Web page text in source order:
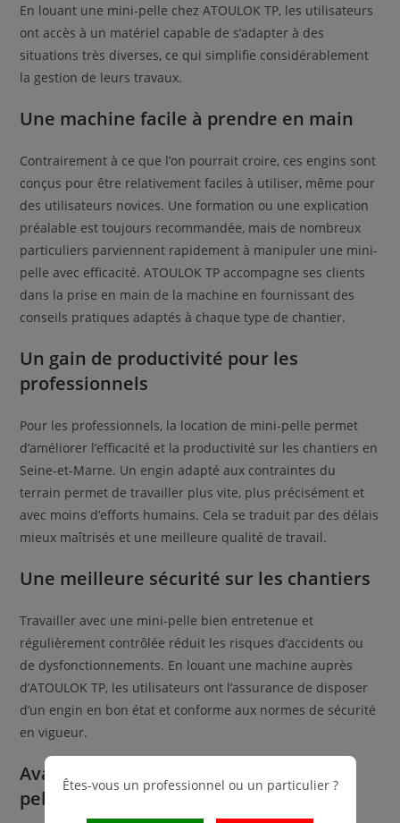
En louant une mini-pelle chez ATOULOK TP, les utilisateurs
ont accès à un matériel capable de s’adapter à des
situations très diverses, ce qui simplifie considérablement
la gestion de leurs travaux.
Une machine facile à prendre en main
Contrairement à ce que l’on pourrait croire, ces engins sont
conçus pour être relativement faciles à utiliser, même pour
des utilisateurs novices. Une formation ou une explication
préalable est toujours recommandée, mais de nombreux
particuliers parviennent rapidement à manipuler une mini-
pelle avec efficacité. ATOULOK TP accompagne ses clients
dans la prise en main de la machine en fournissant des
conseils pratiques adaptés à chaque type de chantier.
Un gain de productivité pour les
professionnels
Pour les professionnels, la location de mini-pelle permet
d’améliorer l’efficacité et la productivité sur les chantiers en
Seine-et-Marne. Un engin adapté aux contraintes du
terrain permet de travailler plus vite, plus précisément et
avec moins d’efforts humains. Cela se traduit par des délais
mieux maîtrisés et une meilleure qualité de travail.
Une meilleure sécurité sur les chantiers
Travailler avec une mini-pelle bien entretenue et
régulièrement contrôlée réduit les risques d’accidents ou
de dysfonctionnements. En louant une machine auprès
d’ATOULOK TP, les utilisateurs ont l’assurance de disposer
d’un engin en bon état et conforme aux normes de sécurité
en vigueur.
Avantages clés de la location de mini-
pelle près de Meaux
Êtes-vous un professionnel ou un particulier ?